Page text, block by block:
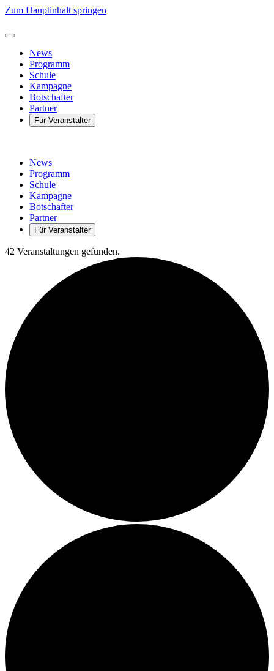
Zum Hauptinhalt springen
News
Programm
Schule
Kampagne
Botschafter
Partner
Für Veranstalter
News
Programm
Schule
Kampagne
Botschafter
Partner
Für Veranstalter
42 Veranstaltungen gefunden.